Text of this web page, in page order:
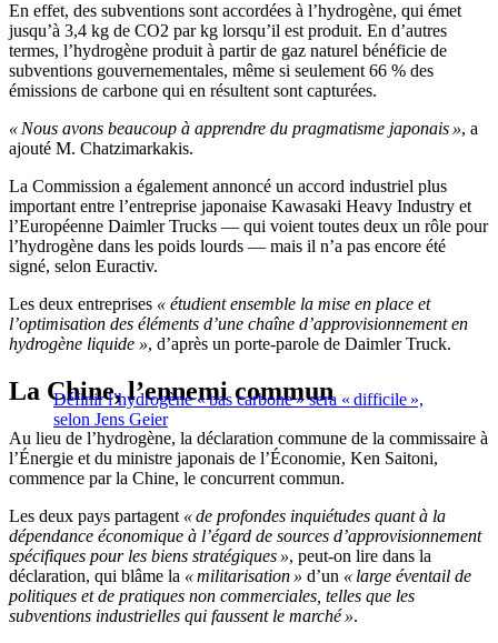
En effet, des subventions sont accordées à l’hydrogène, qui émet
jusqu’à 3,4 kg de CO2 par kg lorsqu’il est produit. En d’autres
termes, l’hydrogène produit à partir de gaz naturel bénéficie de
subventions gouvernementales, même si seulement 66 % des
émissions de carbone qui en résultent sont capturées.
« Nous avons beaucoup à apprendre du pragmatisme japonais », a
ajouté M. Chatzimarkakis.
La Commission a également annoncé un accord industriel plus
important entre l’entreprise japonaise Kawasaki Heavy Industry et
l’Européenne Daimler Trucks — qui voient toutes deux un rôle pour
l’hydrogène dans les poids lourds — mais il n’a pas encore été
signé, selon Euractiv.
Les deux entreprises « étudient ensemble la mise en place et
l’optimisation des éléments d’une chaîne d’approvisionnement en
hydrogène liquide », d’après un porte-parole de Daimler Truck.
Définir l’hydrogène « bas carbone » sera « difficile »,
selon Jens Geier
La Chine, l’ennemi commun
Au lieu de l’hydrogène, la déclaration commune de la commissaire à
l’Énergie et du ministre japonais de l’Économie, Ken Saitoni,
commence par la Chine, le concurrent commun.
Les deux pays partagent « de profondes inquiétudes quant à la
dépendance économique à l’égard de sources d’approvisionnement
spécifiques pour les biens stratégiques », peut-on lire dans la
déclaration, qui blâme la « militarisation » d’un « large éventail de
politiques et de pratiques non commerciales, telles que les
subventions industrielles qui faussent le marché ».